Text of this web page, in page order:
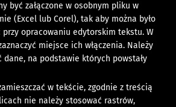
być załączone w osobnym pliku w
(Excel lub Corel), tak aby można było
przy opracowaniu edytorskim tekstu. W
miejsce ich włączenia. Należy
dane, na podstawie których powstały
w tekście, zgodnie z treścią
nie należy stosować rastrów,